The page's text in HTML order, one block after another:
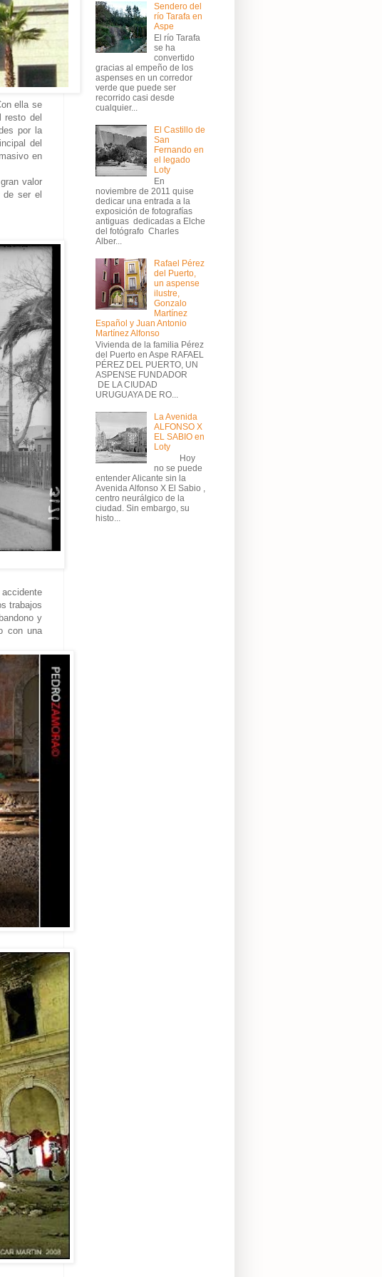
ella se
del
por la
del
en
valor
ser el
trabajos
y
con una
Sendero del
río Tarafa en
Aspe
El río Tarafa
se ha
convertido
gracias al empeño de los
aspenses en un corredor
verde que puede ser
recorrido casi desde
cualquier...
El Castillo de
San
Fernando en
el legado
Loty
En
noviembre de 2011 quise
dedicar una entrada a la
exposición de fotografías
antiguas dedicadas a Elche
del fotógrafo Charles
Alber...
Rafael Pérez
del Puerto,
un aspense
ilustre,
Gonzalo
Martínez
Español y Juan Antonio
Martínez Alfonso
Vivienda de la familia Pérez
del Puerto en Aspe RAFAEL
PÉREZ DEL PUERTO, UN
ASPENSE FUNDADOR
DE LA CIUDAD
URUGUAYA DE RO...
La Avenida
ALFONSO X
EL SABIO en
Loty
Hoy
no se puede
entender Alicante sin la
Avenida Alfonso X El Sabio ,
centro neurálgico de la
ciudad. Sin embargo, su
histo...